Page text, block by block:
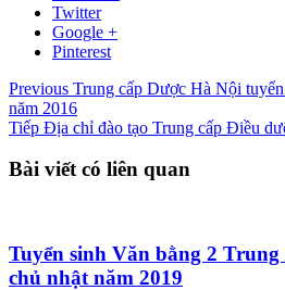
Twitter
Google +
Pinterest
Previous Trung cấp Dược Hà Nội
năm 2016
Tiếp Địa chỉ đào tạo Trung cấp Điều
Bài viết có liên quan
Tuyển sinh Văn bằng 2 Trung
chủ nhật năm 2019